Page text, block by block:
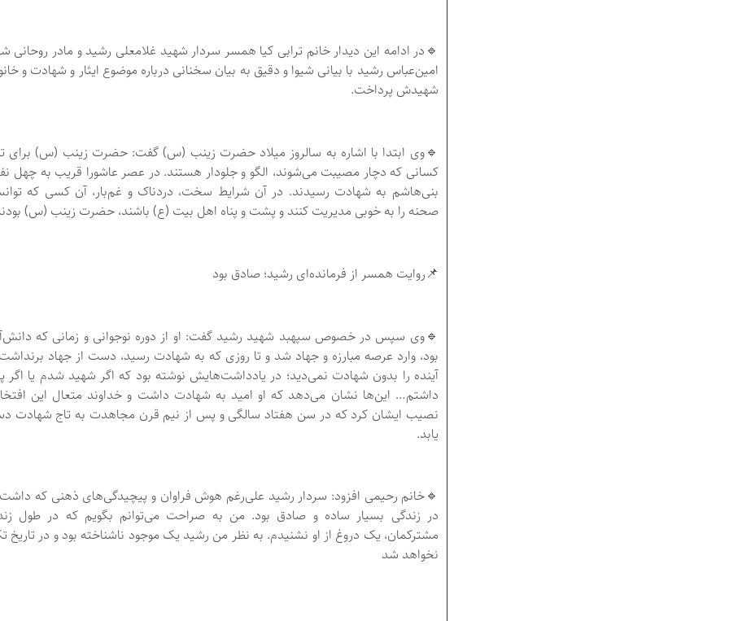
🔹در ادامه این دیدار خانم ترابی کیا همسر سردار شهید غلامعلی رشید و مادر روحانی
امین‌عباس رشید با بیانی شیوا و دقیق به بیان سخنانی درباره موضوع ایثار و شهادت و
شهیدش پرداخت.
🔹وی ابتدا با اشاره به سالروز میلاد حضرت زینب (س) گفت: حضرت زینب (س) برای
کسانی که دچار مصیبت می‌شوند، الگو و جلودار هستند. در عصر عاشورا قریب به چهل
بنی‌هاشم به شهادت رسیدند. در آن شرایط سخت، دردناک و غم‌بار، آن کسی که
صحنه را به خوبی مدیریت کنند و پشت و پناه اهل بیت (ع) باشند، حضرت زینب (س)
📌روایت همسر از فرمانده‌ای رشید؛ صادق بود
🔹وی سپس در خصوص سپهبد شهید رشید گفت: او از دوره نوجوانی و زمانی که
بود، وارد عرصه مبارزه و جهاد شد و تا روزی که به شهادت رسید، دست از جهاد
آینده را بدون شهادت نمی‌دید؛ در یادداشت‌هایش نوشته بود که اگر شهید شدم یا اگر
داشتم… این‌ها نشان می‌دهد که او امید به شهادت داشت و خداوند متعال این
نصیب ایشان کرد که در سن هفتاد سالگی و پس از نیم قرن مجاهدت به تاج شهادت
یابد.
🔹خانم رحیمی افزود: سردار رشید علی‌رغم هوش فراوان و پیچیدگی‌های ذهنی که داشت
در زندگی بسیار ساده و صادق بود. من به صراحت می‌توانم بگویم که در طول
مشترکمان، یک دروغ از او نشنیدم. به نظر من رشید یک موجود ناشناخته بود و در تاریخ
نخواهد شد